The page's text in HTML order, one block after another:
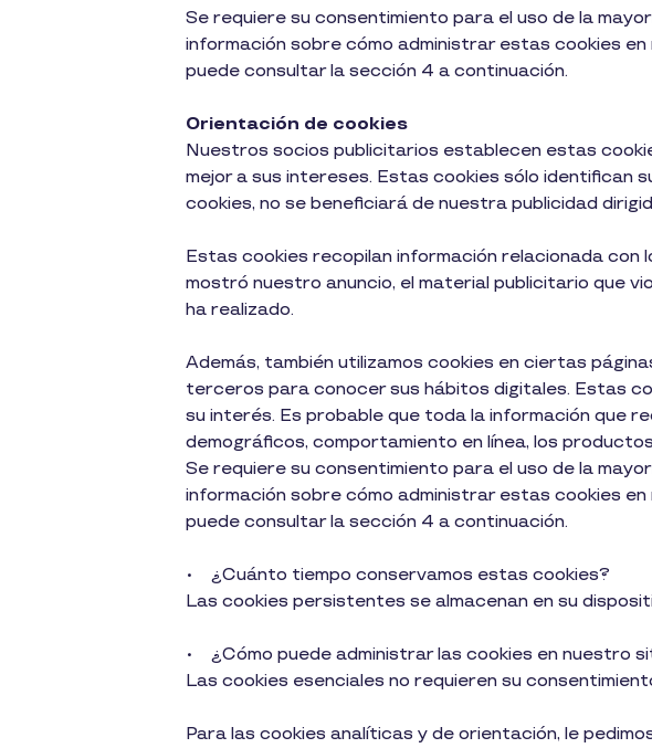
Se requiere su consentimiento para el uso de la
información sobre cómo administrar estas cookies
puede consultar la sección 4 a continuación.
Orientación de cookies
Nuestros socios publicitarios establecen estas
mejor a sus intereses. Estas cookies sólo identifican
cookies, no se beneficiará de nuestra publicidad
Estas cookies recopilan información relacionada con
mostró nuestro anuncio, el material publicitario que
ha realizado.
Además, también utilizamos cookies en ciertas
terceros para conocer sus hábitos digitales. Estas
su interés. Es probable que toda la información que
demográficos, comportamiento en línea, los
Se requiere su consentimiento para el uso de la
información sobre cómo administrar estas cookies
puede consultar la sección 4 a continuación.
• ¿Cuánto tiempo conservamos estas cookies?
Las cookies persistentes se almacenan en su
• ¿Cómo puede administrar las cookies en nuestro
Las cookies esenciales no requieren su
Para las cookies analíticas y de orientación, le